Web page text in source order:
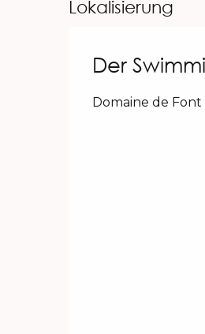
Lokalisierung
Der
Domaine de Font